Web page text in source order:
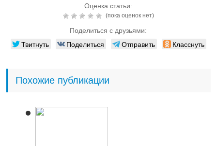
Оценка статьи:
(пока оценок нет)
Поделиться с друзьями:
Твитнуть Поделиться Отправить Класснуть
Похожие публикации